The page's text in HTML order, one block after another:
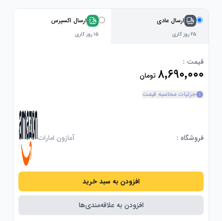
ارسال عادی
۲۵ روز کاری
ارسال اکسپرس
۱۵ روز کاری
قیمت :
۸٬۶۹۰٬۰۰۰ تومان
جزئیات محاسبه قیمت
فروشگاه : آمازون امارات
افزودن به سبد خرید
افزودن به علاقه‌مندی‌ها